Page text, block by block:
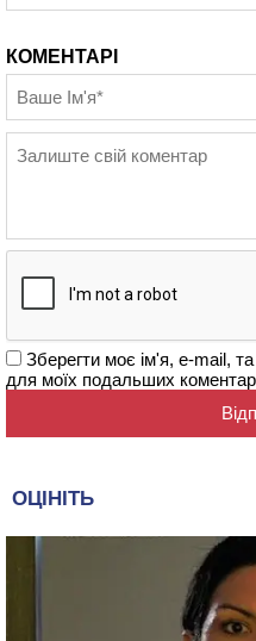
КОМЕНТАРІ
Зберегти моє ім'я, e-mail,
для моїх подальших